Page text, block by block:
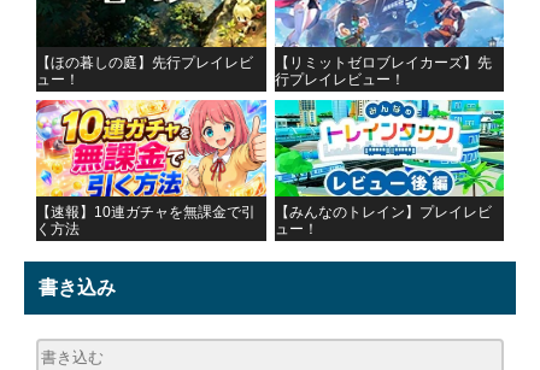
【ほの暮しの庭】先行プレイレビ
ュー！
【リミットゼロブレイカーズ】先
行プレイレビュー！
【速報】10連ガチャを無課金で引
く方法
【みんなのトレイン】プレイレビ
ュー！
書き込み